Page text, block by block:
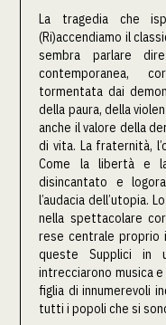
La tragedia che
(Ri)accendiamo il
sembra parlare
contemporanea,
tormentata dai
della paura, della
anche il valore della
di vita. La fraternità,
Come la libertà e
disincantato e
l’audacia dell’utopia.
nella spettacolare
rese centrale proprio
queste Supplici in
intrecciarono musica e
figlia di innumerevoli
tutti i popoli che si